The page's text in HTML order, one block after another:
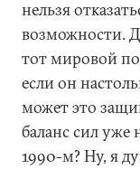
нельзя
возможности.
тот мировой
если он
может это
баланс сил уже
1990-м? Ну, я